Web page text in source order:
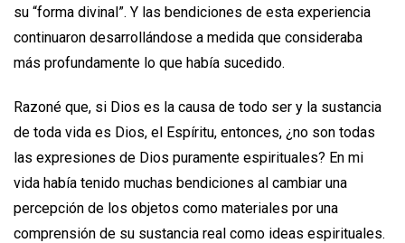
su “forma divinal”. Y las bendiciones de esta experiencia
continuaron desarrollándose a medida que consideraba
más profundamente lo que había sucedido.
Razoné que, si Dios es la causa de todo ser y la sustancia
de toda vida es Dios, el Espíritu, entonces, ¿no son todas
las expresiones de Dios puramente espirituales? En mi
vida había tenido muchas bendiciones al cambiar una
percepción de los objetos como materiales por una
comprensión de su sustancia real como ideas espirituales.